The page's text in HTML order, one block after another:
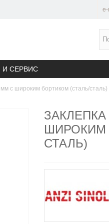
e-
И СЕРВИС
с широким бортиком (сталь/сталь)
ШИРОКИМ
СТАЛЬ)